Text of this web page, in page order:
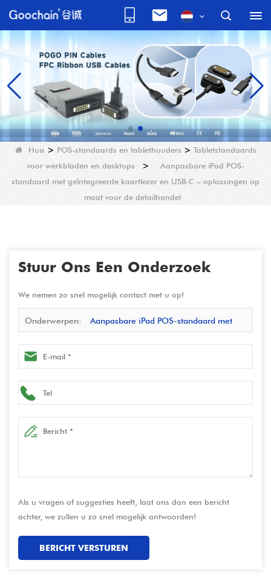
Huis > POS-standaards en tablethouders > Tabletstandaards
voor werkbladen en desktops >
Aanpasbare iPad POS-
standaard met geïntegreerde kaartlezer en USB-C – oplossingen op
maat voor de detailhandel
Stuur Ons Een Onderzoek
We nemen zo snel mogelijk contact met u op!
Onderwerpen: Aanpasbare iPad POS-standaard met
geïntegreerde kaartlezer en USB-C – oplossingen op
maat voor de detailhandel
Als u vragen of suggesties heeft, laat ons dan een bericht
achter, we zullen u zo snel mogelijk antwoorden!
BERICHT VERSTUREN